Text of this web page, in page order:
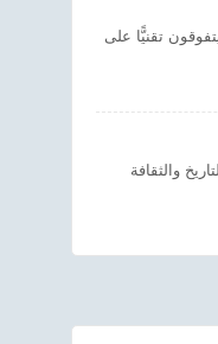
تقنيًّا على
والثقافة